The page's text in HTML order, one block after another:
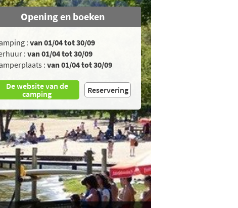
Opening en boeken
:van 01/04 tot 30/09
:van 01/04 tot 30/09
:van 01/04 tot 30/09
De website van de
camping
Reservering